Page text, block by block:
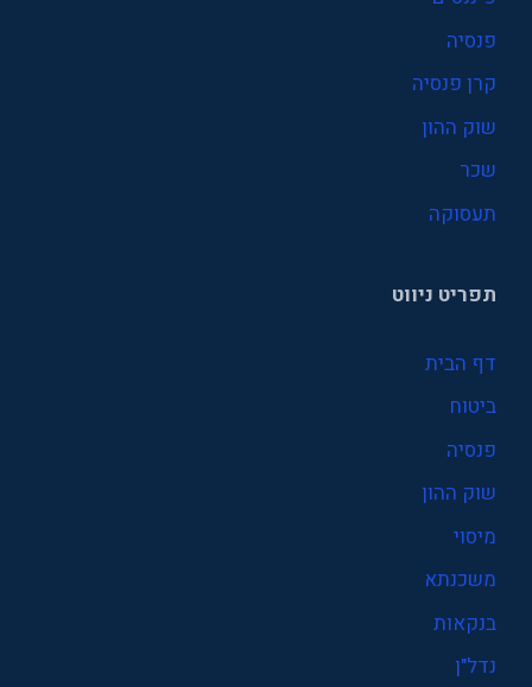
פנסיה
קרן פנסיה
שוק ההון
שכר
תעסוקה
תפריט ניווט
דף הבית
ביטוח
פנסיה
שוק ההון
מיסוי
משכנתא
בנקאות
נדל"ן